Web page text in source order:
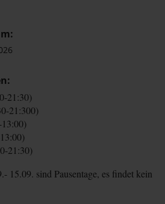
21:30)
21:300)
)
21:30)
15.09. sind Pausentage, es findet kein